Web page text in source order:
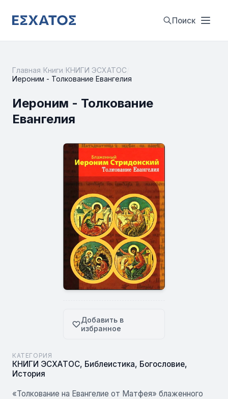
Поиск
Главная Книги КНИГИ ЭСХАТОС
Иероним - Толкование Евангелия
Иероним - Толкование
Евангелия
Добавить в
избранное
КАТЕГОРИЯ
КНИГИ ЭСХАТОС, Библеистика, Богословие,
История
«Толкование на Евангелие от Матфея» блаженного